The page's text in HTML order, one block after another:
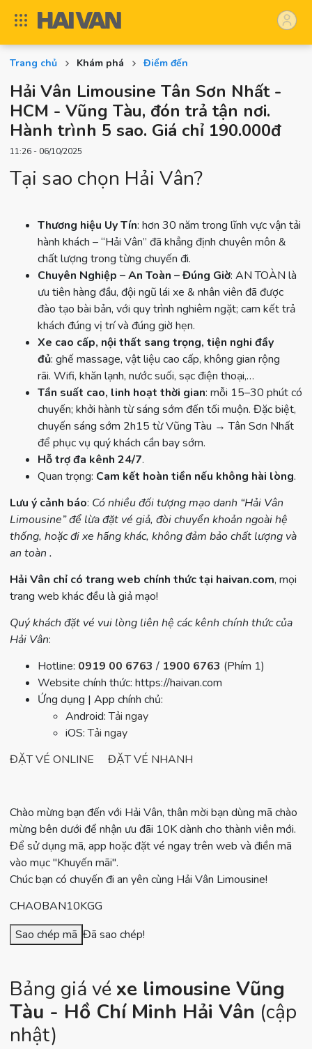
Trang chủ Khám phá Điểm đến
Hải Vân Limousine Tân Sơn Nhất -
HCM - Vũng Tàu, đón trả tận nơi.
Hành trình 5 sao. Giá chỉ 190.000đ
11:26 - 06/10/2025
Tại sao chọn Hải Vân?
Thương hiệu Uy Tín: hơn 30 năm trong lĩnh vực vận tải
hành khách – “Hải Vân” đã khẳng định chuyên môn &
chất lượng trong từng chuyến đi.
Chuyên Nghiệp – An Toàn – Đúng Giờ: AN TOÀN là
ưu tiên hàng đầu, đội ngũ lái xe & nhân viên đã được
đào tạo bài bản, với quy trình nghiêm ngặt; cam kết trả
khách đúng vị trí và đúng giờ hẹn.
Xe cao cấp, nội thất sang trọng, tiện nghi đầy
đủ: ghế massage, vật liệu cao cấp, không gian rộng
rãi. Wifi, khăn lạnh, nước suối, sạc điện thoại,…
Tần suất cao, linh hoạt thời gian: mỗi 15–30 phút có
chuyến; khởi hành từ sáng sớm đến tối muộn. Đặc biệt,
chuyến sáng sớm 2h15 từ Vũng Tàu → Tân Sơn Nhất
để phục vụ quý khách cần bay sớm.
Hỗ trợ đa kênh 24/7.
Quan trọng: Cam kết hoàn tiền nếu không hài lòng.
Lưu ý cảnh báo: Có nhiều đối tượng mạo danh “Hải Vân
Limousine” để lừa đặt vé giả, đòi chuyển khoản ngoài hệ
thống, hoặc đi xe hãng khác, không đảm bảo chất lượng và
an toàn .
Hải Vân chỉ có trang web chính thức tại haivan.com, mọi
trang web khác đều là giả mạo!
Quý khách đặt vé vui lòng liên hệ các kênh chính thức của
Hải Vân:
Hotline: 0919 00 6763 / 1900 6763 (Phím 1)
Website chính thức: https://haivan.com
Ứng dụng | App chính chủ:
Android:Tải ngay
iOS:Tải ngay
ĐẶT VÉ ONLINE
ĐẶT VÉ NHANH
Chào mừng bạn đến với Hải Vân, thân mời bạn dùng mã chào
mừng bên dưới để nhận ưu đãi 10K dành cho thành viên mới.
Để sử dụng mã, app hoặc đặt vé ngay trên web và điền mã
vào mục "Khuyến mãi".
Chúc bạn có chuyến đi an yên cùng Hải Vân Limousine!
CHAOBAN10KGG
Sao chép mã Đã sao chép!
Bảng giá vé xe limousine Vũng
Tàu - Hồ Chí Minh Hải Vân (cập
nhật)